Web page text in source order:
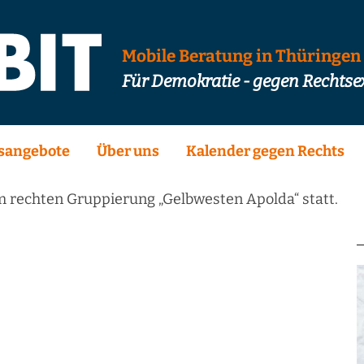
Mobile Beratung in Thüringen
Für Demokratie - gegen
Über uns Kalender gegen Rechts
Gruppierung „Gelbwesten Apolda“ statt.